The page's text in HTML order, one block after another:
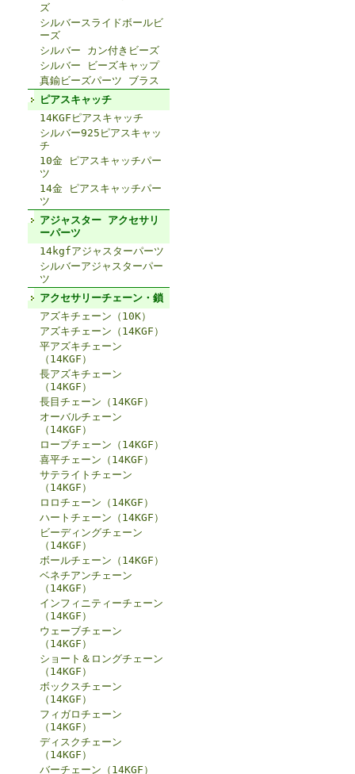
ズ
シルバースライドボールビ
ーズ
シルバー カン付きビーズ
シルバー ビーズキャップ
真鍮ビーズパーツ ブラス
ピアスキャッチ
14KGFピアスキャッチ
シルバー925ピアスキャッ
チ
10金 ピアスキャッチパー
ツ
14金 ピアスキャッチパー
ツ
アジャスター アクセサリ
ーパーツ
14kgfアジャスターパーツ
シルバーアジャスターパー
ツ
アクセサリーチェーン・鎖
アズキチェーン（10K）
アズキチェーン（14KGF）
平アズキチェーン
（14KGF）
長アズキチェーン
（14KGF）
長目チェーン（14KGF）
オーバルチェーン
（14KGF）
ロープチェーン（14KGF）
喜平チェーン（14KGF）
サテライトチェーン
（14KGF）
ロロチェーン（14KGF）
ハートチェーン（14KGF）
ビーディングチェーン
（14KGF）
ボールチェーン（14KGF）
ベネチアンチェーン
（14KGF）
インフィニティーチェーン
（14KGF）
ウェーブチェーン
（14KGF）
ショート＆ロングチェーン
（14KGF）
ボックスチェーン
（14KGF）
フィガロチェーン
（14KGF）
ディスクチェーン
（14KGF）
バーチェーン（14KGF）